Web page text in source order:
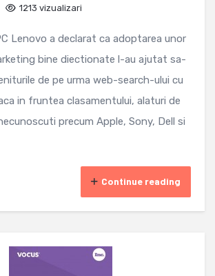
1213 vizualizari
Lenovo a declarat ca adoptarea unor
bine diectionate l-au ajutat sa-
de pe urma web-search-ului cu
in fruntea clasamentului, alaturi de
precum Apple, Sony, Dell si
Continue reading